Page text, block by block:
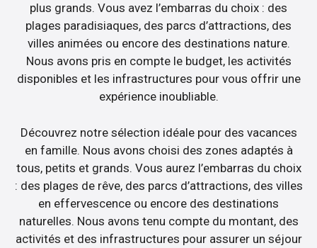
plus grands. Vous avez l’embarras du choix : des
plages paradisiaques, des parcs d’attractions, des
villes animées ou encore des destinations nature.
Nous avons pris en compte le budget, les activités
disponibles et les infrastructures pour vous offrir une
expérience inoubliable.
Découvrez notre sélection idéale pour des vacances
en famille. Nous avons choisi des zones adaptés à
tous, petits et grands. Vous aurez l’embarras du choix
: des plages de rêve, des parcs d’attractions, des villes
en effervescence ou encore des destinations
naturelles. Nous avons tenu compte du montant, des
activités et des infrastructures pour assurer un séjour